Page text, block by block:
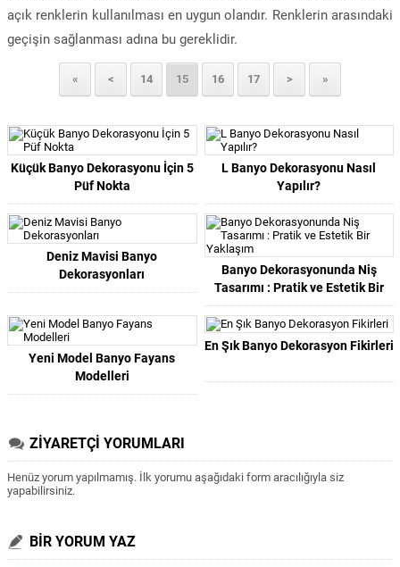
açık renklerin kullanılması en uygun olandır. Renklerin arasındaki
geçişin sağlanması adına bu gereklidir.
« < 14 15 16 17 > »
Küçük Banyo Dekorasyonu İçin 5
Püf Nokta
L Banyo Dekorasyonu Nasıl
Yapılır?
Deniz Mavisi Banyo
Dekorasyonları
Banyo Dekorasyonunda Niş
Tasarımı : Pratik ve Estetik Bir
Yaklaşım
Yeni Model Banyo Fayans
Modelleri
En Şık Banyo Dekorasyon Fikirleri
ZİYARETÇİ YORUMLARI
Henüz yorum yapılmamış. İlk yorumu aşağıdaki form aracılığıyla siz
yapabilirsiniz.
BİR YORUM YAZ